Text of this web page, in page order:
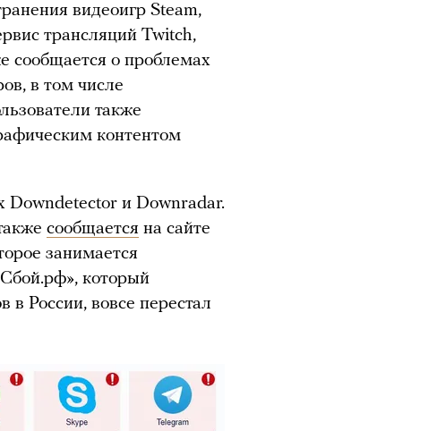
видеоигр Steam,
трансляций Twitch,
сообщается о проблемах
в том числе
также
контентом
Downdetector и Downradar.
сообщается на сайте
занимается
который
в России, вовсе перестал